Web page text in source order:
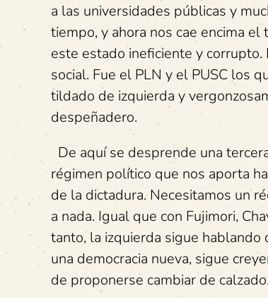
a las universidades públicas y
tiempo, y ahora nos cae encima
este estado ineficiente y
social. Fue el PLN y el PUSC los
tildado de izquierda y
despeñadero.
De aquí se desprende una
régimen político que nos aporta
de la dictadura. Necesitamos un
a nada. Igual que con Fujimori,
tanto, la izquierda sigue
una democracia nueva, sigue
de proponerse cambiar de calzado.